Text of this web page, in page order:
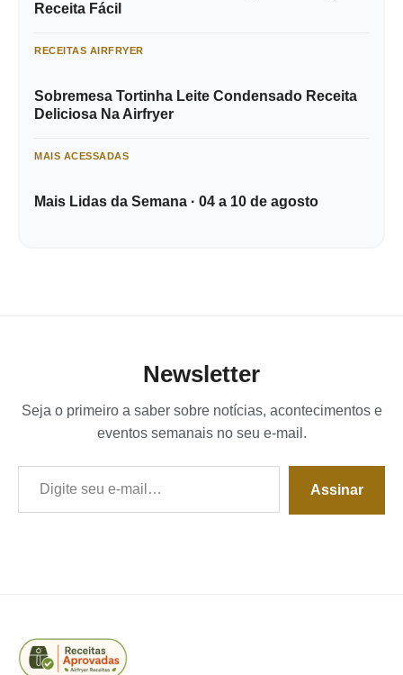
Receita Fácil
RECEITAS AIRFRYER
Sobremesa Tortinha Leite Condensado Receita
Deliciosa Na Airfryer
MAIS ACESSADAS
Mais Lidas da Semana · 04 a 10 de agosto
Newsletter
Seja o primeiro a saber sobre notícias, acontecimentos e
eventos semanais no seu e-mail.
Digite seu e-mail…
Assinar